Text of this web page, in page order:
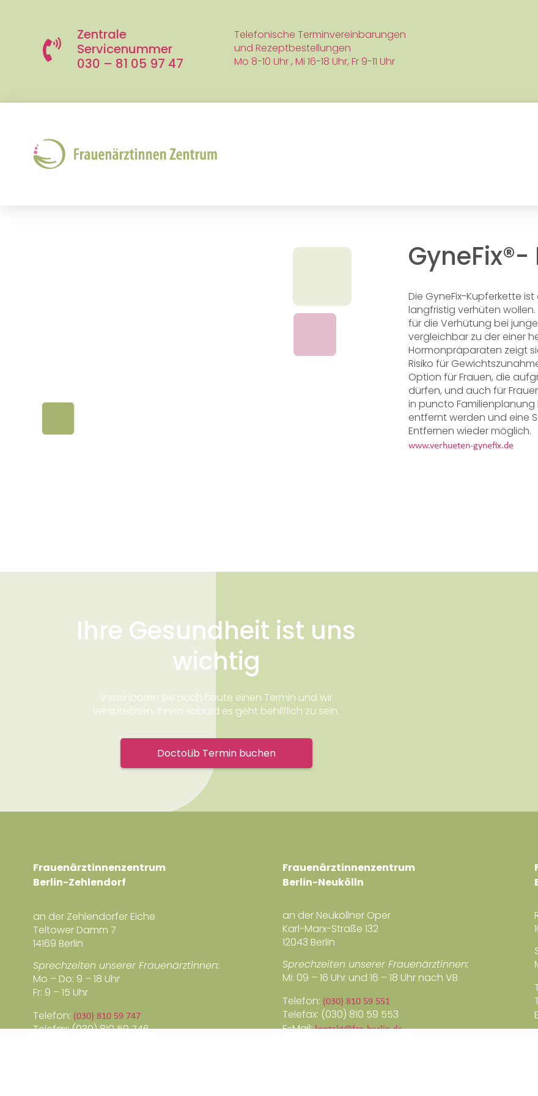
Zentrale
Servicenummer
030 – 81 05 97 47
Telefonische Terminvereinbarungen
und Rezeptbestellungen
Mo 8-10 Uhr , Mi 16-18 Uhr, Fr 9-11 Uhr
GyneFix®-
Die GyneFix-Kupferkette
langfristig verhüten
für die Verhütung bei
vergleichbar zu der einer
Hormonpräparaten zeigt
Risiko für
Option für Frauen, die
dürfen, und auch für
in puncto Familienplanung
entfernt werden und eine
Entfernen wieder möglich.
www.verhueten-gynefix.de
Ihre Gesundheit ist uns
wichtig
Vereinbaren Sie noch heute einen Termin und wir
versprechen, Ihnen sobald es geht behilflich zu sein.
DoctoLib Termin buchen
Frauenärztinnenzentrum
Berlin-Zehlendorf
an der Zehlendorfer Eiche
Teltower Damm 7
14169 Berlin
Sprechzeiten unserer Frauenärztinnen:
Mo – Do: 9 – 18 Uhr
Fr: 9 – 15 Uhr
Telefon: (030) 810 59 747
Telefax: (030) 810 59 746
Frauenärztinnenzentrum
Berlin-Neukölln
an der Neuköllner Oper
Karl-Marx-Straße 132
12043 Berlin
Sprechzeiten unserer Frauenärztinnen:
Mi: 09 – 16 Uhr und 16 – 18 Uhr nach VB
Telefon: (030) 810 59 551
Telefax: (030) 810 59 553
E-Mail:kontakt@fzn-berlin.de